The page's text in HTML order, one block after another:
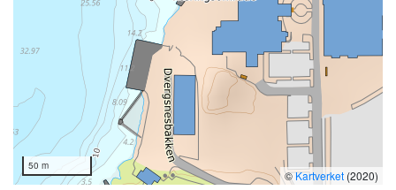
50 m
©Kartverket (2020)